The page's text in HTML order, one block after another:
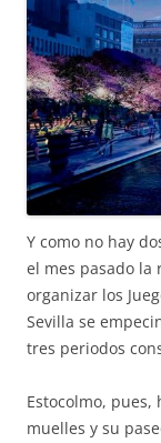
Y como no hay
el mes pasado
organizar los
Sevilla se
tres periodos
Estocolmo,
muelles y su